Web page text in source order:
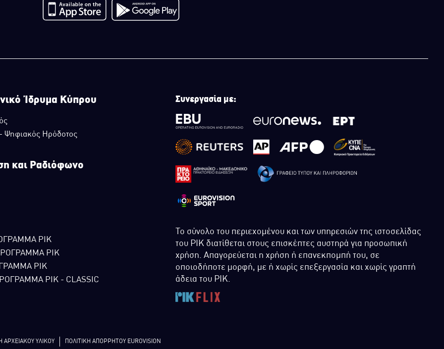
Ίδρυμα Κύπρου
Ψηφιακός Ηρόδοτος
και Ραδιόφωνο
ΡΙΚ
ΡΙΚ
ΡΙΚ
ΡΙΚ - CLASSIC
Συνεργασία με:
Το σύνολο του περιεχομένου και των υπηρεσιών της ιστοσελίδας
του ΡΙΚ διατίθεται στους επισκέπτες αυστηρά για προσωπική
χρήση. Απαγορεύεται η χρήση ή επανεκπομπή του, σε
οποιοδήποτε μορφή, με ή χωρίς επεξεργασία και χωρίς γραπτή
άδεια του ΡΙΚ.
ΑΡΧΕΙΑΚΟΥ ΥΛΙΚΟΥ ΠΟΛΙΤΙΚΗ ΑΠΟΡΡΗΤΟΥ EUROVISION